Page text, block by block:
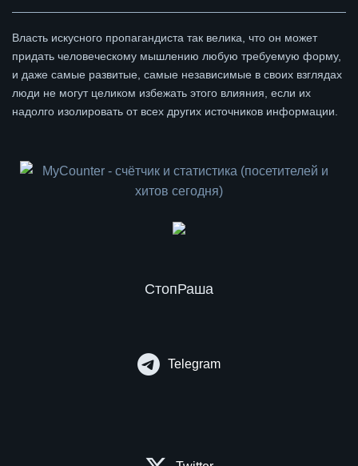
Власть искусного пропагандиста так велика, что он может
придать человеческому мышлению любую требуемую форму,
и даже самые развитые, самые независимые в своих взглядах
люди не могут целиком избежать этого влияния, если их
надолго изолировать от всех других источников информации.
СтопРаша
Telegram